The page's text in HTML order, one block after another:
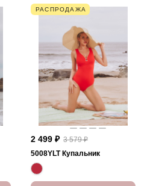
РАСПРОДАЖА
2 499 ₽ 3 579 ₽
5008YLT Купальник